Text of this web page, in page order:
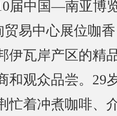
届中国—南亚博
易中心展位咖
伊瓦岸产区的精
和观众品尝。29
忙着冲煮咖啡、